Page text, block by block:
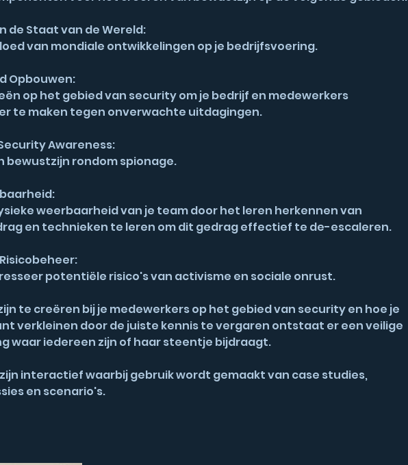
de Staat van de Wereld:
van mondiale ontwikkelingen op je bedrijfsvoering.
Opbouwen:
op het gebied van security om je bedrijf en medewerkers
te maken tegen onverwachte uitdagingen.
Awareness:
bewustzijn rondom spionage.
weerbaarheid van je team door het leren herkennen van
en technieken te leren om dit gedrag effectief te de-escaleren.
potentiële risico's van activisme en sociale onrust.
te creëren bij je medewerkers op het gebied van security en hoe je
verkleinen door de juiste kennis te vergaren ontstaat er een veilige
waar iedereen zijn of haar steentje bijdraagt.
zijn interactief waarbij gebruik wordt gemaakt van case studies,
en scenario's.